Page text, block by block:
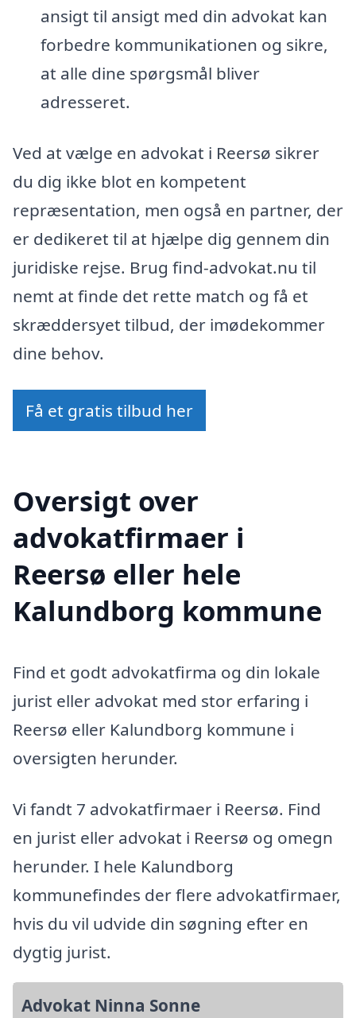
ansigt til ansigt med din advokat kan
forbedre kommunikationen og sikre,
at alle dine spørgsmål bliver
adresseret.
Ved at vælge en advokat i Reersø sikrer
du dig ikke blot en kompetent
repræsentation, men også en partner, der
er dedikeret til at hjælpe dig gennem din
juridiske rejse. Brug find-advokat.nu til
nemt at finde det rette match og få et
skræddersyet tilbud, der imødekommer
dine behov.
Få et gratis tilbud her
Oversigt over
advokatfirmaer i
Reersø eller hele
Kalundborg kommune
Find et godt advokatfirma og din lokale
jurist eller advokat med stor erfaring i
Reersø eller Kalundborg kommune i
oversigten herunder.
Vi fandt 7 advokatfirmaer i Reersø. Find
en jurist eller advokat i Reersø og omegn
herunder. I hele Kalundborg
kommunefindes der flere advokatfirmaer,
hvis du vil udvide din søgning efter en
dygtig jurist.
Advokat Ninna Sonne